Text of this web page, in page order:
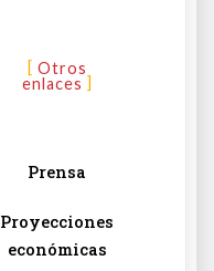
Otros
enlaces
Prensa
Proyecciones
económicas